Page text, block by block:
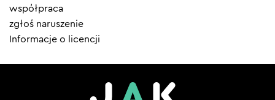
współpraca
zgłoś naruszenie
Informacje o licencji